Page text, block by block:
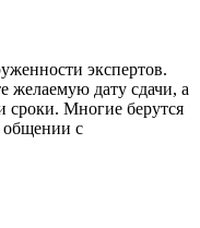
экспертов.
желаемую дату сдачи, а
сроки. Многие берутся
общении с